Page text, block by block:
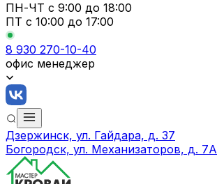
ПН-ЧТ с 9:00 до 18:00
ПТ с 10:00 до 17:00
8 930 270-10-40
офис менеджер
Дзержинск, ул. Гайдара, д. 37
Богородск, ул. Механизаторов, д. 7А